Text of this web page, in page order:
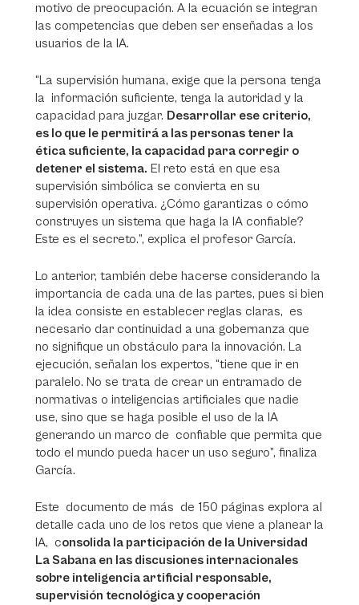
motivo de preocupación. A la ecuación se integran
las competencias que deben ser enseñadas a los
usuarios de la IA.
“La supervisión humana, exige que la persona tenga
la información suficiente, tenga la autoridad y la
capacidad para juzgar. Desarrollar ese criterio,
es lo que le permitirá a las personas tener la
ética suficiente, la capacidad para corregir o
detener el sistema. El reto está en que esa
supervisión simbólica se convierta en su
supervisión operativa. ¿Cómo garantizas o cómo
construyes un sistema que haga la IA confiable?
Este es el secreto.”, explica el profesor García.
Lo anterior, también debe hacerse considerando la
importancia de cada una de las partes, pues si bien
la idea consiste en establecer reglas claras, es
necesario dar continuidad a una gobernanza que
no signifique un obstáculo para la innovación. La
ejecución, señalan los expertos, “tiene que ir en
paralelo. No se trata de crear un entramado de
normativas o inteligencias artificiales que nadie
use, sino que se haga posible el uso de la IA
generando un marco de confiable que permita que
todo el mundo pueda hacer un uso seguro”, finaliza
García.
Este documento de más de 150 páginas explora al
detalle cada uno de los retos que viene a planear la
IA, consolida la participación de la Universidad
La Sabana en las discusiones internacionales
sobre inteligencia artificial responsable,
supervisión tecnológica y cooperación